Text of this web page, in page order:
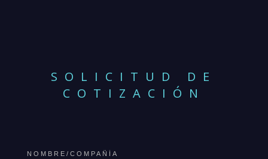
SOLICITUD DE
COTIZACIÓN